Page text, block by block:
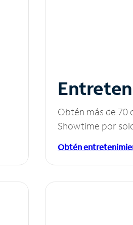
Obtén más de 70
Showtime por
Obtén